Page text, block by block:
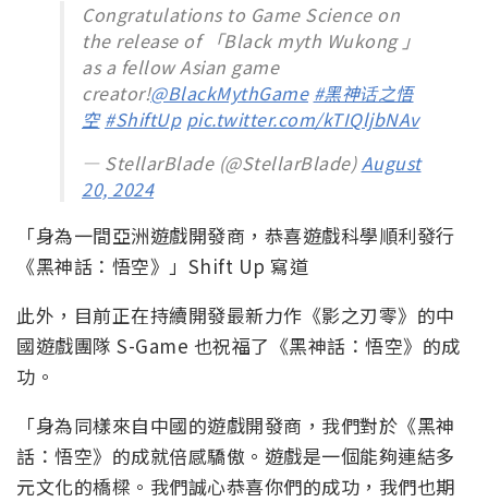
Congratulations to Game Science on
the release of 「Black myth Wukong 」
as a fellow Asian game
creator!@BlackMythGame #黑神话之悟
空 #ShiftUp pic.twitter.com/kTIQljbNAv
— StellarBlade (@StellarBlade)August
20, 2024
「身為一間亞洲遊戲開發商，恭喜遊戲科學順利發行
《黑神話：悟空》」Shift Up 寫道
此外，目前正在持續開發最新力作《影之刃零》的中
國遊戲團隊 S-Game 也祝福了《黑神話：悟空》的成
功。
「身為同樣來自中國的遊戲開發商，我們對於《黑神
話：悟空》的成就倍感驕傲。遊戲是一個能夠連結多
元文化的橋樑。我們誠心恭喜你們的成功，我們也期